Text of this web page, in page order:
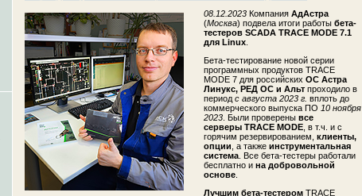
08.12.2023 Компания АдАстра
(Москва) подвела итоги работы бета-
тестеров SCADA TRACE MODE 7.1
для Linux
Бета-тестирование новой серии
программных продуктов TRACE
MODE 7 для российских ОС Астра
Линукс, РЕД ОС и Альт проходило в
период с августа 2023 г. вплоть до
коммерческого выпуска ПО 10 ноября
2023 . Были проверены все
серверы TRACE MODE , в т.ч. и с
горячим резервированием, клиенты,
опции , а также инструментальная
система . Все бета-тестеры работали
бесплатно и на добровольной
основе
Лучшим бета-тестером TRACE